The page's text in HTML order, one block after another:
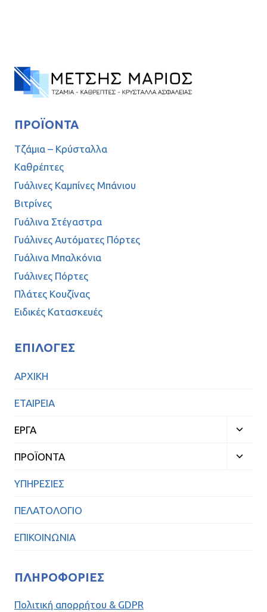
ΠΡΟΪΌΝΤΑ
Τζάμια – Κρύσταλλα
Καθρέπτες
Γυάλινες Καμπίνες Μπάνιου
Βιτρίνες
Γυάλινα Στέγαστρα
Γυάλινες Αυτόματες Πόρτες
Γυάλινα Μπαλκόνια
Γυάλινες Πόρτες
Πλάτες Κουζίνας
Ειδικές Κατασκευές
ΕΠΙΛΟΓΈΣ
ΑΡΧΙΚΗ
ΕΤΑΙΡΕΙΑ
ΕΡΓΑ
ΠΡΟΪΟΝΤΑ
ΥΠΗΡΕΣΙΕΣ
ΠΕΛΑΤΟΛΟΓΙΟ
ΕΠΙΚΟΙΝΩΝΙΑ
ΠΛΗΡΟΦΟΡΊΕΣ
Πολιτική απορρήτου & GDPR